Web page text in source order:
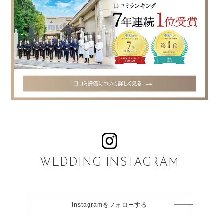
WEDDING INSTAGRAM
Instagramをフォローする